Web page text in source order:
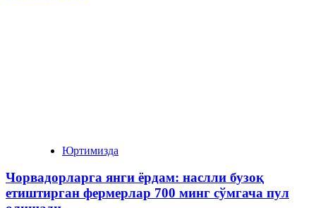
Юртимизда
Чорвадорларга янги ёрдам: наслли бузоқ
етиштирган фермерлар 700 минг сўмгача пул